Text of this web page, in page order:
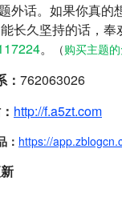
外话。如果你真的
长久坚持的话，
。 （购买主题
： 762063026
http://f.a5zt.com
： https://